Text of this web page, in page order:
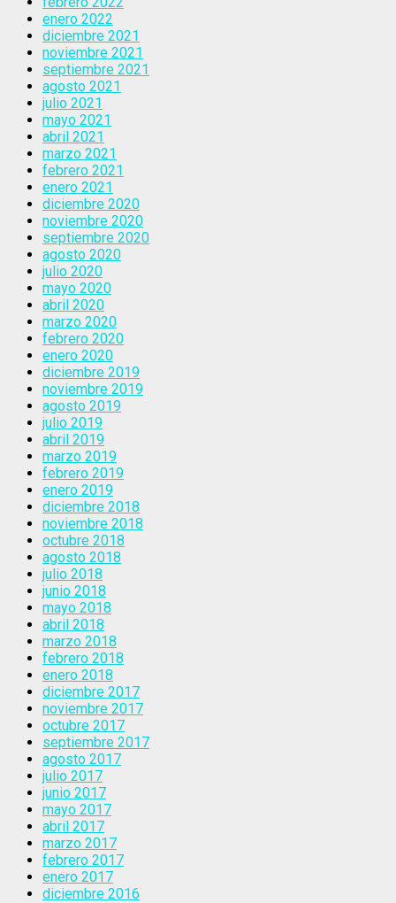
enero 2022
diciembre 2021
noviembre 2021
septiembre 2021
agosto 2021
julio 2021
mayo 2021
abril 2021
marzo 2021
febrero 2021
enero 2021
diciembre 2020
noviembre 2020
septiembre 2020
agosto 2020
julio 2020
mayo 2020
abril 2020
marzo 2020
febrero 2020
enero 2020
diciembre 2019
noviembre 2019
agosto 2019
julio 2019
abril 2019
marzo 2019
febrero 2019
enero 2019
diciembre 2018
noviembre 2018
octubre 2018
agosto 2018
julio 2018
junio 2018
mayo 2018
abril 2018
marzo 2018
febrero 2018
enero 2018
diciembre 2017
noviembre 2017
octubre 2017
septiembre 2017
agosto 2017
julio 2017
junio 2017
mayo 2017
abril 2017
marzo 2017
febrero 2017
enero 2017
diciembre 2016